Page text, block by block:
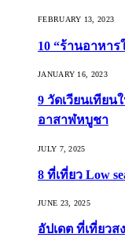
FEBRUARY 13, 2023
10 “ร้านอาหา
JANUARY 16, 2023
9 วัดเวียนเทียน
อาสาฬหบูชา
JULY 7, 2025
8 ที่เที่ยว Low
JUNE 23, 2025
อัปเดต ที่เที่ยว